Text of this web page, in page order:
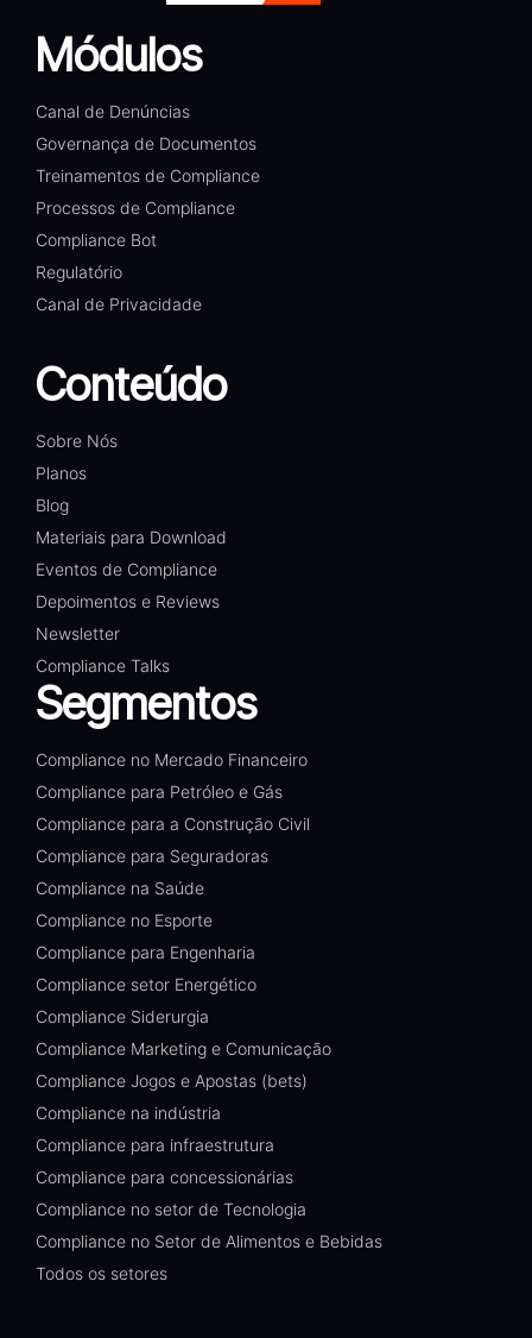
Módulos
Canal de Denúncias
Governança de Documentos
Treinamentos de Compliance
Processos de Compliance
Compliance Bot
Regulatório
Canal de Privacidade
Conteúdo
Sobre Nós
Planos
Blog
Materiais para Download
Eventos de Compliance
Depoimentos e Reviews
Newsletter
Compliance Talks
Segmentos
Compliance no Mercado Financeiro
Compliance para Petróleo e Gás
Compliance para a Construção Civil
Compliance para Seguradoras
Compliance na Saúde
Compliance no Esporte
Compliance para Engenharia
Compliance setor Energético
Compliance Siderurgia
Compliance Marketing e Comunicação
Compliance Jogos e Apostas (bets)
Compliance na indústria
Compliance para infraestrutura
Compliance para concessionárias
Compliance no setor de Tecnologia
Compliance no Setor de Alimentos e Bebidas
Todos os setores